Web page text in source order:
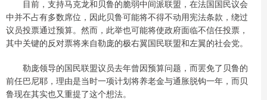
目前，支持马克龙和贝鲁的脆弱中间派联盟，在法国国民议会
中并不占有多数席位，因此贝鲁可能将不得不动用宪法条款，绕过
议员投票通过预算。然而，此举也可能将使政府面临不信任投票，
其中关键的反对票将来自勒庞的极右翼国民联盟和左翼的社会党。
勒庞领导的国民联盟议员去年曾因预算问题，而罢免了贝鲁的
前任巴尼耶，理由是当时一项计划将养老金与通胀脱钩一年，而贝
鲁现在其实也又重提了这个想法。